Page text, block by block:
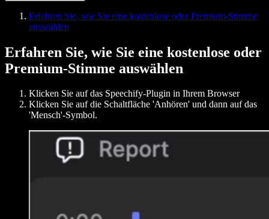
Erfahren Sie, wie Sie eine kostenlose oder Premium-Stimme
auswählen
Erfahren Sie, wie Sie eine kostenlose oder
Premium-Stimme auswählen
Klicken Sie auf das Speechify-Plugin in Ihrem Browser
Klicken Sie auf die Schaltfläche 'Anhören' und dann auf das
'Mensch'-Symbol.